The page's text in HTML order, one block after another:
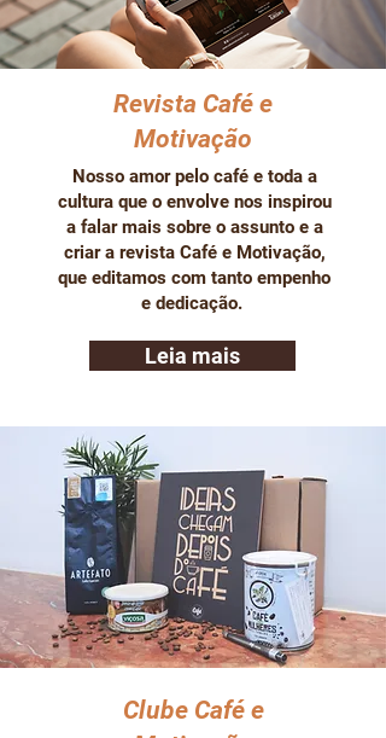
Revista Café e
Motivação
Nosso amor pelo café e toda a
cultura que o envolve nos inspirou
a falar mais sobre o assunto e a
criar a revista Café e Motivação,
que editamos com tanto empenho
e dedicação.
Leia mais
Clube Café e